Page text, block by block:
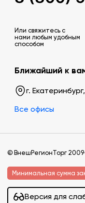
Или свяжитесь c
нами любым удобным
способом
Ближайший к
г.
Все офисы
© ВнешРегионТорг
Минимальная сумма
Версия для